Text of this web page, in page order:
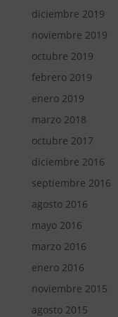
diciembre 2019
noviembre 2019
octubre 2019
febrero 2019
enero 2019
marzo 2018
octubre 2017
diciembre 2016
septiembre 2016
agosto 2016
mayo 2016
marzo 2016
enero 2016
noviembre 2015
agosto 2015